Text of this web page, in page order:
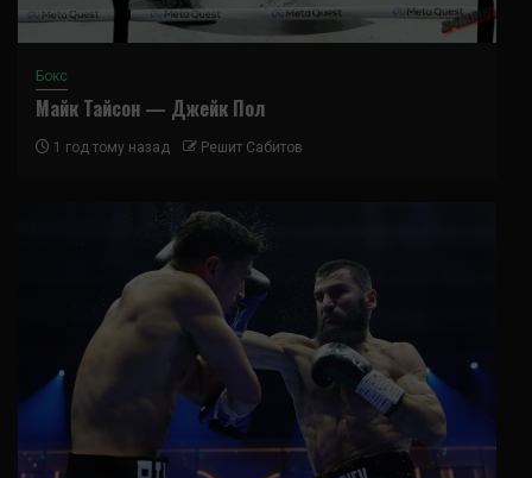
Бокс
Майк Тайсон — Джейк Пол
1 год тому назад Решит Сабитов